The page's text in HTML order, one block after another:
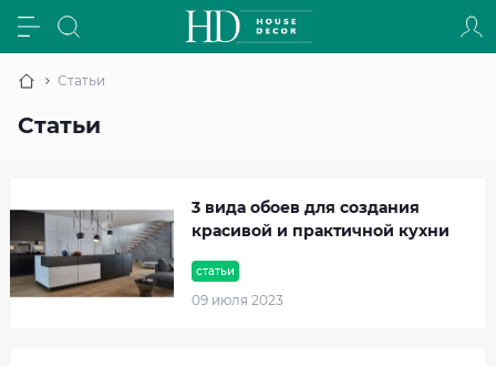
Статьи
Статьи
статьи
09 июля 2023
3 вида обоев для создания
красивой и практичной кухни